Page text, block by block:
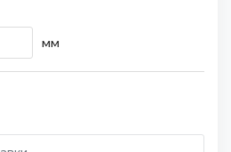
мм